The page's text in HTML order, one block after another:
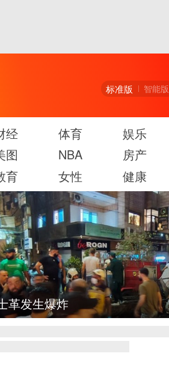
标准版 智能版
经 体育 娱乐
图
NBA 房产
育
女性 健康
图集
云南弥勒：欢庆火把节